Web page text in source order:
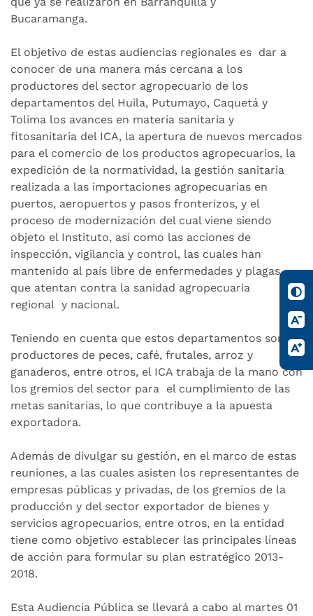
Bucaramanga.
El objetivo de estas audiencias regionales es dar a
conocer de una manera más cercana a los
productores del sector agropecuario de los
departamentos del Huila, Putumayo, Caquetá y
Tolima los avances en materia sanitaria y
fitosanitaria del ICA, la apertura de nuevos mercados
para el comercio de los productos agropecuarios, la
expedición de la normatividad, la gestión sanitaria
realizada a las importaciones agropecuarias en
puertos, aeropuertos y pasos fronterizos, y el
proceso de modernización del cual viene siendo
objeto el Instituto, así como las acciones de
inspección, vigilancia y control, las cuales han
mantenido al país libre de enfermedades y plagas
que atentan contra la sanidad agropecuaria
regional y nacional.
Teniendo en cuenta que estos departamentos son
productores de peces, café, frutales, arroz y
ganaderos, entre otros, el ICA trabaja de la mano con
los gremios del sector para el cumplimiento de las
metas sanitarias, lo que contribuye a la apuesta
exportadora.
Además de divulgar su gestión, en el marco de estas
reuniones, a las cuales asisten los representantes de
empresas públicas y privadas, de los gremios de la
producción y del sector exportador de bienes y
servicios agropecuarios, entre otros, en la entidad
tiene como objetivo establecer las principales líneas
de acción para formular su plan estratégico 2013-
2018.
Esta Audiencia Pública se llevará a cabo al martes 01